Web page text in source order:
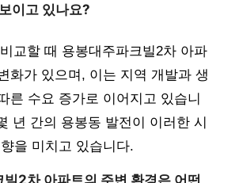
이고 있나요?
교할 때 용봉대주파크빌2차 아파
화가 있으며, 이는 지역 개발과 생
른 수요 증가로 이어지고 있습니
년 간의 용봉동 발전이 이러한 시
을 미치고 있습니다.